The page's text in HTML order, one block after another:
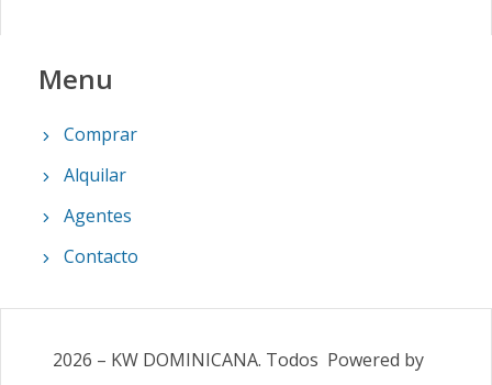
Menu
Comprar
Alquilar
Agentes
Contacto
2026 – KW DOMINICANA. Todos Powered by